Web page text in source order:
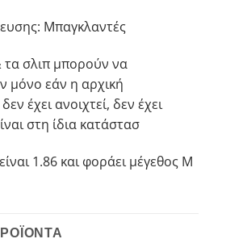
Μπαγκλαντές
τα σλιπ μπορούν να
μόνο εάν η αρχική
έχει ανοιχτεί, δεν έχει
στη ίδια κατάστασ
1.86 και φοράει μέγεθος M